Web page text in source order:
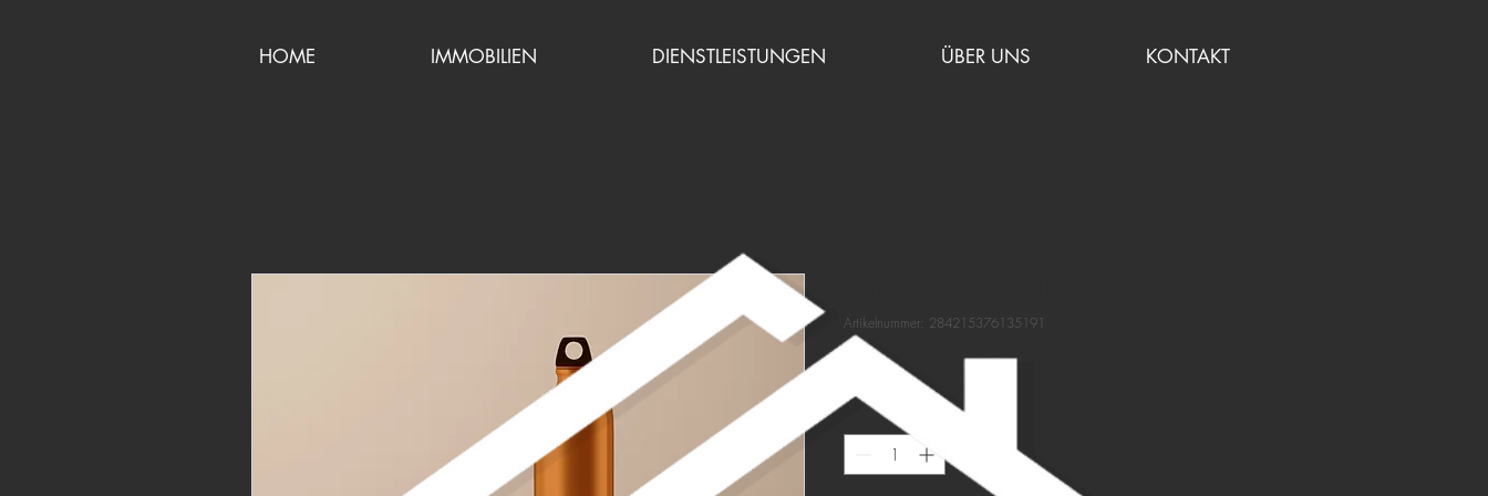
HOME IMMOBILIEN DIENSTLEISTUNGEN ÜBER UNS KONTAKT
Artikelnummer: 284215376135191
CHF 130.00
Anzahl